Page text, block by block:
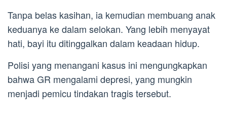
Tanpa belas kasihan, ia kemudian membuang anak
keduanya ke dalam selokan. Yang lebih menyayat
hati, bayi itu ditinggalkan dalam keadaan hidup.
Polisi yang menangani kasus ini mengungkapkan
bahwa GR mengalami depresi, yang mungkin
menjadi pemicu tindakan tragis tersebut.